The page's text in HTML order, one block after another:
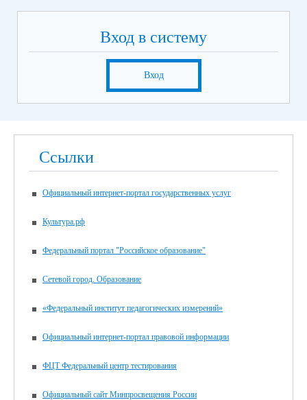
Вход в систему
Вход
Ссылки
Официальный интернет-портал государственных услуг
Культура.рф
Федеральный портал "Российское образование"
Сетевой город. Образование
«Федеральный институт педагогических измерений»
Официальный интернет-портал правовой информации
ФЦТ Федеральный центр тестирования
Официальный сайт Минпросвещения России